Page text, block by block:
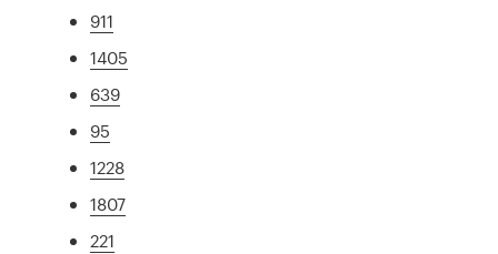
911
1405
639
95
1228
1807
221